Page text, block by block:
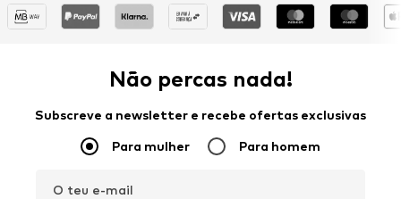
Não percas nada!
Subscreve a newsletter e recebe ofertas exclusivas
Para mulher Para homem
O teu e-mail